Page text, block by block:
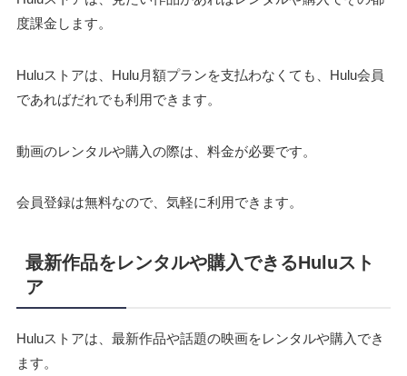
度課金します。
Huluストアは、Hulu月額プランを支払わなくても、Hulu会員
であればだれでも利用できます。
動画のレンタルや購入の際は、料金が必要です。
会員登録は無料なので、気軽に利用できます。
最新作品をレンタルや購入できるHuluスト
ア
Huluストアは、最新作品や話題の映画をレンタルや購入でき
ます。